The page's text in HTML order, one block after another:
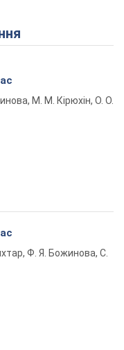
Video
М. М. Кірюхін, О. О.
Ф. Я. Божинова, С.